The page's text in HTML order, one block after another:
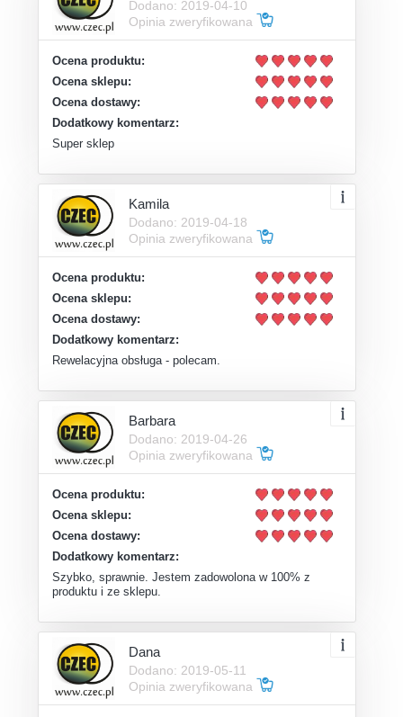
Dodano: 2019-04-10
Opinia zweryfikowana
Ocena produktu:
Ocena sklepu:
Ocena dostawy:
Dodatkowy komentarz:
Super sklep
Kamila
Dodano: 2019-04-18
Opinia zweryfikowana
Ocena produktu:
Ocena sklepu:
Ocena dostawy:
Dodatkowy komentarz:
Rewelacyjna obsługa - polecam.
Barbara
Dodano: 2019-04-26
Opinia zweryfikowana
Ocena produktu:
Ocena sklepu:
Ocena dostawy:
Dodatkowy komentarz:
Szybko, sprawnie. Jestem zadowolona w 100% z
produktu i ze sklepu.
Dana
Dodano: 2019-05-11
Opinia zweryfikowana